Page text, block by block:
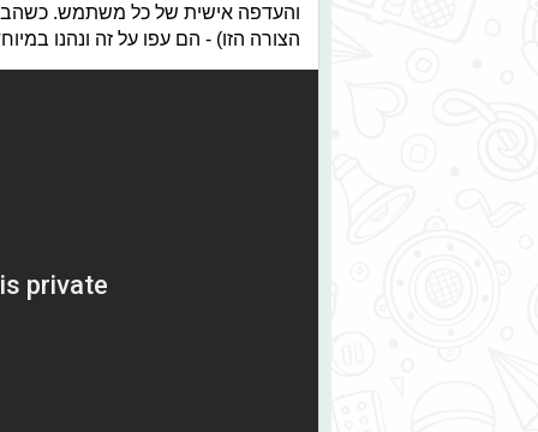
והעדפה אישית של כל משתמש.
הצורה הזו) - הם עפו על זה ונהנו